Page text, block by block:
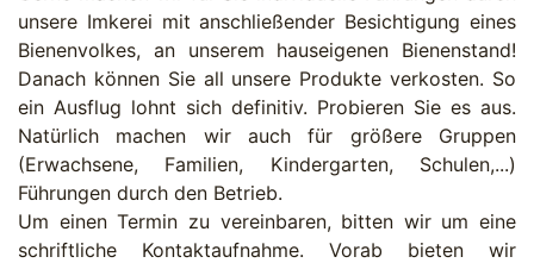
unsere Imkerei mit anschließender Besichtigung eines
Bienenvolkes, an unserem hauseigenen Bienenstand!
Danach können Sie all unsere Produkte verkosten. So
ein Ausflug lohnt sich definitiv. Probieren Sie es aus.
Natürlich machen wir auch für größere Gruppen
(Erwachsene, Familien, Kindergarten, Schulen,...)
Führungen durch den Betrieb.
Um einen Termin zu vereinbaren, bitten wir um eine
schriftliche Kontaktaufnahme. Vorab bieten wir